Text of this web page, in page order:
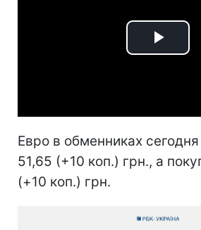
Play
Евро в обменниках
51,65 (+10 коп.) грн., а
(+10 коп.) грн.